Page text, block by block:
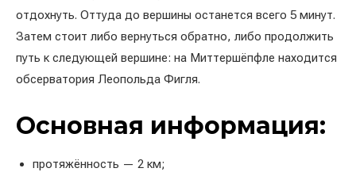
отдохнуть. Оттуда до вершины останется всего 5 минут.
Затем стоит либо вернуться обратно, либо продолжить
путь к следующей вершине: на Миттершёпфле находится
обсерватория Леопольда Фигля.
Основная информация:
протяжённость — 2 км;